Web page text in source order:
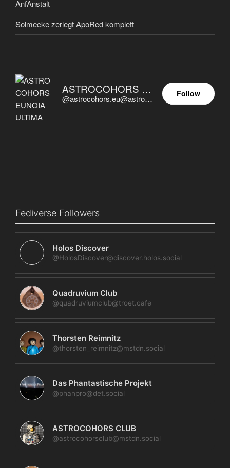
AnfAnstalt
Solmecke zerlegt ApoRed komplett
ASTROCOHORS EUNOIA ULTIMA
@astrocohors.eu@astrocohors.eu
Follow
Fediverse Followers
Holos Discover
@HolosDiscover@discover.holos.social
Quadruvium Club
@quadruviumclub@troet.cafe
Thorsten Reimnitz
@thorsten_reimnitz@mstdn.social
Das Phantastische Projekt
@phanpro@det.social
ASTROCOHORS CLUB
@astrocohorsclub@mstdn.social